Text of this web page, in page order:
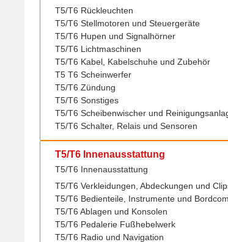
T5/T6 Rückleuchten
T5/T6 Stellmotoren und Steuergeräte
T5/T6 Hupen und Signalhörner
T5/T6 Lichtmaschinen
T5/T6 Kabel, Kabelschuhe und Zubehör
T5 T6 Scheinwerfer
T5/T6 Zündung
T5/T6 Sonstiges
T5/T6 Scheibenwischer und
T5/T6 Schalter, Relais und Sensoren
T5/T6 Innenausstattung
T5/T6 Innenausstattung
T5/T6 Verkleidungen, Abdeckungen und
T5/T6 Bedienteile, Instrumente und
T5/T6 Ablagen und Konsolen
T5/T6 Pedalerie Fußhebelwerk
T5/T6 Radio und Navigation